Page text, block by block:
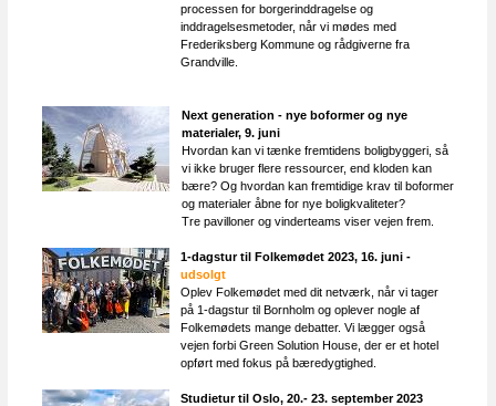
processen for borgerinddragelse og
inddragelsesmetoder, når vi mødes med
Frederiksberg Kommune og rådgiverne fra
Grandville.
Next generation - nye boformer og nye
materialer, 9. juni
Hvordan kan vi tænke fremtidens boligbyggeri, så
vi ikke bruger flere ressourcer, end kloden kan
bære? Og hvordan kan fremtidige krav til boformer
og materialer åbne for nye boligkvaliteter?
Tre pavilloner og vinderteams viser vejen frem.
1-dagstur til Folkemødet 2023, 16. juni -
udsolgt
Oplev Folkemødet med dit netværk, når vi tager
på 1-dagstur til Bornholm og oplever nogle af
Folkemødets mange debatter. Vi lægger også
vejen forbi Green Solution House, der er et hotel
opført med fokus på bæredygtighed.
Studietur til Oslo, 20.- 23. september 2023